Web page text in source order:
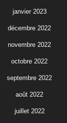
janvier 2023
décembre 2022
novembre 2022
octobre 2022
septembre 2022
août 2022
juillet 2022